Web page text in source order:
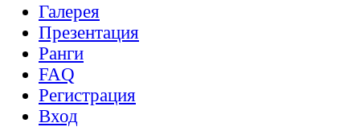
Галерея
Презентация
Ранги
FAQ
Регистрация
Вход